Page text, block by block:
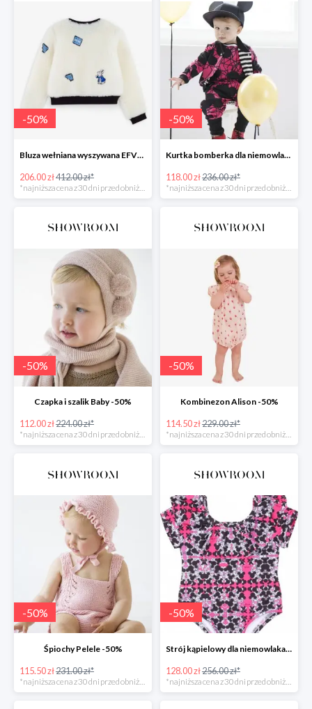
-50%
Bluza wełniana wyszywana EFVVA -50%
206.00 zł412.00 zł*
-50%
Kurtka bomberka dla niemowlaka Myszka -50%
118.00 zł236.00 zł*
-50%
Czapka i szalik Baby -50%
112.00 zł224.00 zł*
*najniższa cena z 30 dni przed obniżką
-50%
Kombinezon Alison -50%
114.50 zł229.00 zł*
*najniższa cena z 30 dni przed obniżką
-50%
Śpiochy Pelele -50%
115.50 zł231.00 zł*
-50%
Strój kąpielowy dla niemowlaka Myszka -50%
128.00 zł256.00 zł*